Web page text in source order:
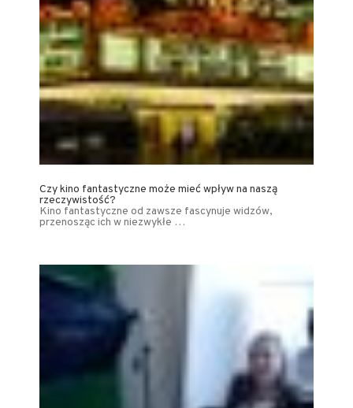
Czy kino fantastyczne może mieć wpływ na naszą
rzeczywistość?
Kino fantastyczne od zawsze fascynuje widzów,
przenosząc ich w niezwykłe …